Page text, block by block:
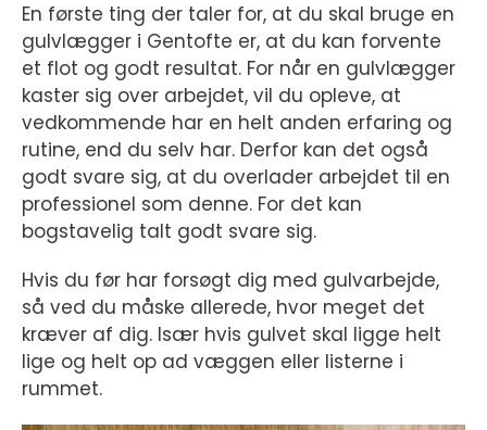
En første ting der taler for, at du skal bruge en
gulvlægger i Gentofte er, at du kan forvente
et flot og godt resultat. For når en gulvlægger
kaster sig over arbejdet, vil du opleve, at
vedkommende har en helt anden erfaring og
rutine, end du selv har. Derfor kan det også
godt svare sig, at du overlader arbejdet til en
professionel som denne. For det kan
bogstavelig talt godt svare sig.
Hvis du før har forsøgt dig med gulvarbejde,
så ved du måske allerede, hvor meget det
kræver af dig. Især hvis gulvet skal ligge helt
lige og helt op ad væggen eller listerne i
rummet.